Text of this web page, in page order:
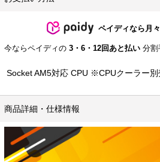
ペイディなら月々
今ならペイディの 3・6・12回あと払い 分
Socket AM5対応 CPU ※CPUクーラー別
商品詳細・仕様情報